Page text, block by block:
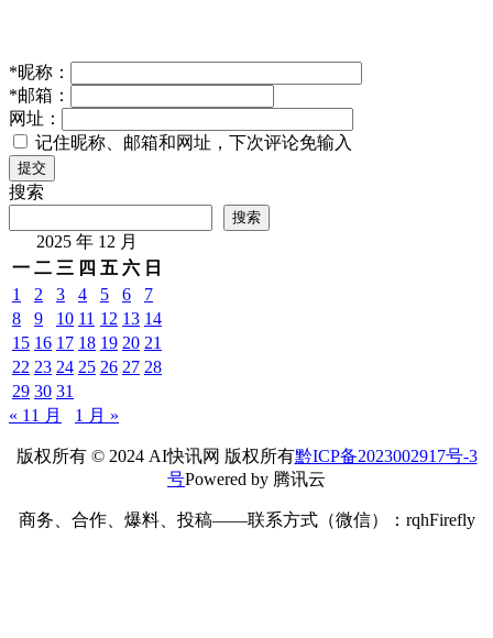
*昵称：
*邮箱：
网址：
记住昵称、邮箱和网址，下次评论免输入
提交
搜索
搜索
2025 年 12 月
一 二 三 四 五 六 日
1
2 3 4 5 6
7
8
9 10 11 12 13 14
15 16 17 18 19 20 21
22 23 24 25 26 27 28
29 30 31
« 11 月
1 月 »
版权所有 © 2024 AI快讯网 版权所有黔ICP备2023002917号-3
号Powered by 腾讯云
商务、合作、爆料、投稿——联系方式（微信）：rqhFirefly